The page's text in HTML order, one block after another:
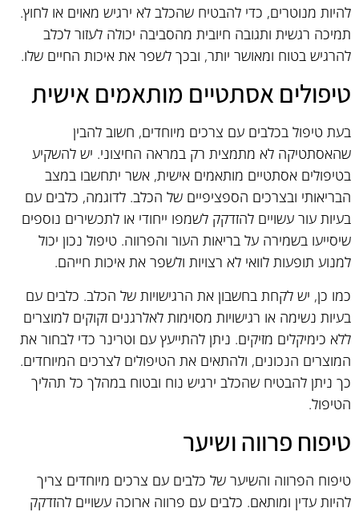
להיות מנוטרים, כדי להבטיח שהכלב לא ירגיש מאוים או לחוץ.
תמיכה רגשית ותגובה חיובית מהסביבה יכולה לעזור לכלב
להרגיש בטוח ומאושר יותר, ובכך לשפר את איכות החיים שלו.
טיפולים אסתטיים מותאמים אישית
בעת טיפול בכלבים עם צרכים מיוחדים, חשוב להבין
שהאסתטיקה לא מתמצית רק במראה החיצוני. יש להשקיע
בטיפולים אסתטיים מותאמים אישית, אשר יתחשבו במצב
הבריאותי ובצרכים הספציפיים של הכלב. לדוגמה, כלבים עם
בעיות עור עשויים להזדקק לשמפו ייחודי או לתכשירים נוספים
שיסייעו בשמירה על בריאות העור והפרווה. טיפול נכון יכול
למנוע תופעות לוואי לא רצויות ולשפר את איכות חייהם.
כמו כן, יש לקחת בחשבון את הרגישויות של הכלב. כלבים עם
בעיות נשימה או רגישויות מסוימות לאלרגנים זקוקים למוצרים
ללא כימיקלים מזיקים. ניתן להתייעץ עם וטרינר כדי לבחור את
המוצרים הנכונים, ולהתאים את הטיפולים לצרכים המיוחדים.
כך ניתן להבטיח שהכלב ירגיש נוח ובטוח במהלך כל תהליך
הטיפול.
טיפוח פרווה ושיער
טיפוח הפרווה והשיער של כלבים עם צרכים מיוחדים צריך
להיות עדין ומותאם. כלבים עם פרווה ארוכה עשויים להזדקק